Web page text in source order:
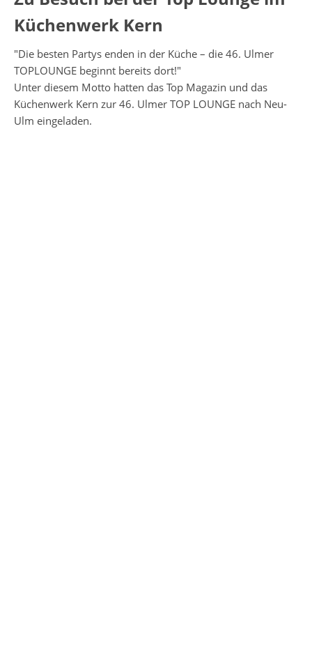
Küchenwerk Kern
"Die besten Partys enden in der Küche – die 46. Ulmer
TOPLOUNGE beginnt bereits dort!"
Unter diesem Motto hatten das Top Magazin und das
Küchenwerk Kern zur 46. Ulmer TOP LOUNGE nach Neu-
Ulm eingeladen.